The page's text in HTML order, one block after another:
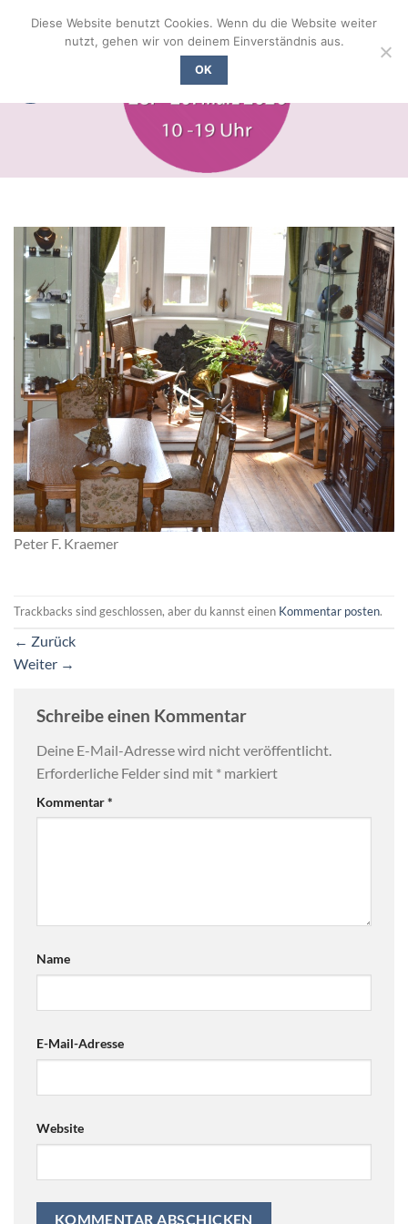
Inhalt
Peter F. Kraemer
Trackbacks sind geschlossen, aber du kannst einen Kommentar posten.
← Zurück
Weiter →
Schreibe einen Kommentar
Deine E-Mail-Adresse wird nicht veröffentlicht.
Erforderliche Felder sind mit * markiert
Kommentar*
Name
E-Mail-Adresse
Website
Diese Website benutzt Cookies. Wenn du die Website weiter
nutzt, gehen wir von deinem Einverständnis aus.
OK